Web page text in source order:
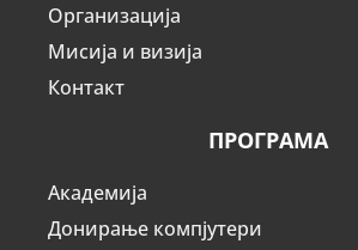
Организација
Мисија и визија
Контакт
ПРОГРАМА
Академија
Донирање компјутери